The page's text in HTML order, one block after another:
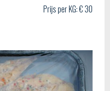
Prijs per KG: € 30